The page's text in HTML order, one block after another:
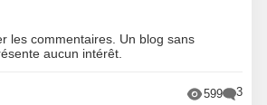
les commentaires. Un blog sans
aucun intérêt.
599 3